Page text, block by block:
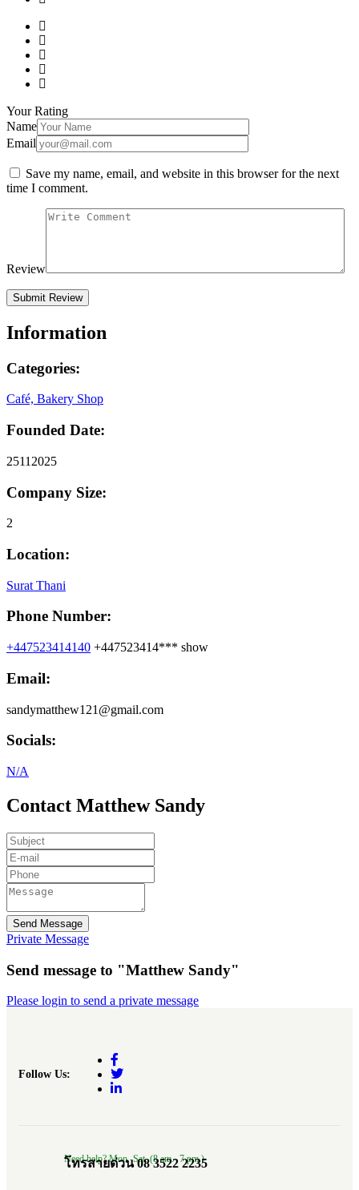
Your Rating
Name
Email
Save my name, email, and website in this browser for the next
time I comment.
Review
Information
Categories:
Café, Bakery Shop
Founded Date:
25112025
Company Size:
2
Location:
Surat Thani
Phone Number:
+447523414140 +447523414*** show
Email:
sandymatthew121@gmail.com
Socials:
N/A
Contact Matthew Sandy
Send Message
Private Message
Send message to "Matthew Sandy"
Please login to send a private message
Follow Us:
Need help? Mon.-Sat. (8 am.- 7 pm.)
โทรสายด่วน 08 3522 2235